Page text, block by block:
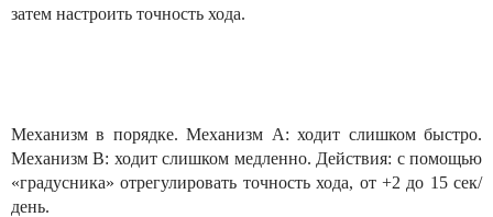
затем настроить точность хода.
Механизм в порядке. Механизм А: ходит слишком быстро.
Механизм В: ходит слишком медленно. Действия: с помощью
«градусника» отрегулировать точность хода, от +2 до 15 сек/
день.